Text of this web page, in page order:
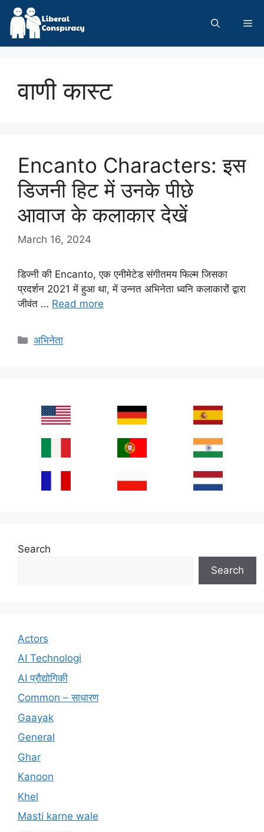
Skip
content
वाणी कास्ट
Encanto Characters: इस
डिजनी हिट में उनके पीछे
आवाज के कलाकार देखें
March 16, 2024
डिज्नी की Encanto, एक एनीमेटेड संगीतमय फिल्म जिसका
प्रदर्शन 2021 में हुआ था, में उन्नत अभिनेता ध्वनि कलाकारों द्वारा
जीवंत … Read more
Categories
अभिनेता
Search
Search
Actors
AI Technologi
AI प्रौद्योगिकी
Common – साधारण
Gaayak
General
Ghar
Kanoon
Khel
Masti karne wale